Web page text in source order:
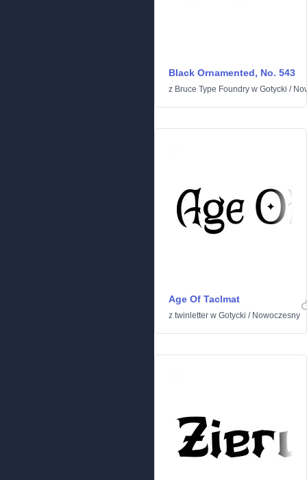
Black Ornamented, No. 543
z Bruce Type Foundry w Gotycki /
Age Of Taclmat
z twinletter w Gotycki / Nowoczesny